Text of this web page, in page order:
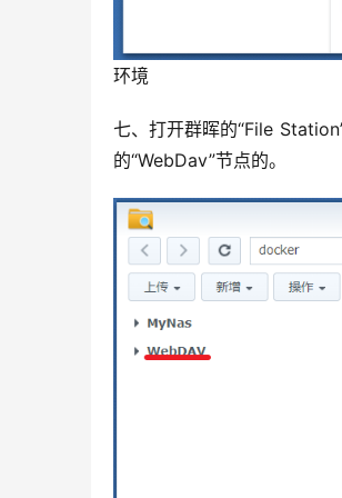
环境
七、打开群晖的“File
的“WebDav”节点的。